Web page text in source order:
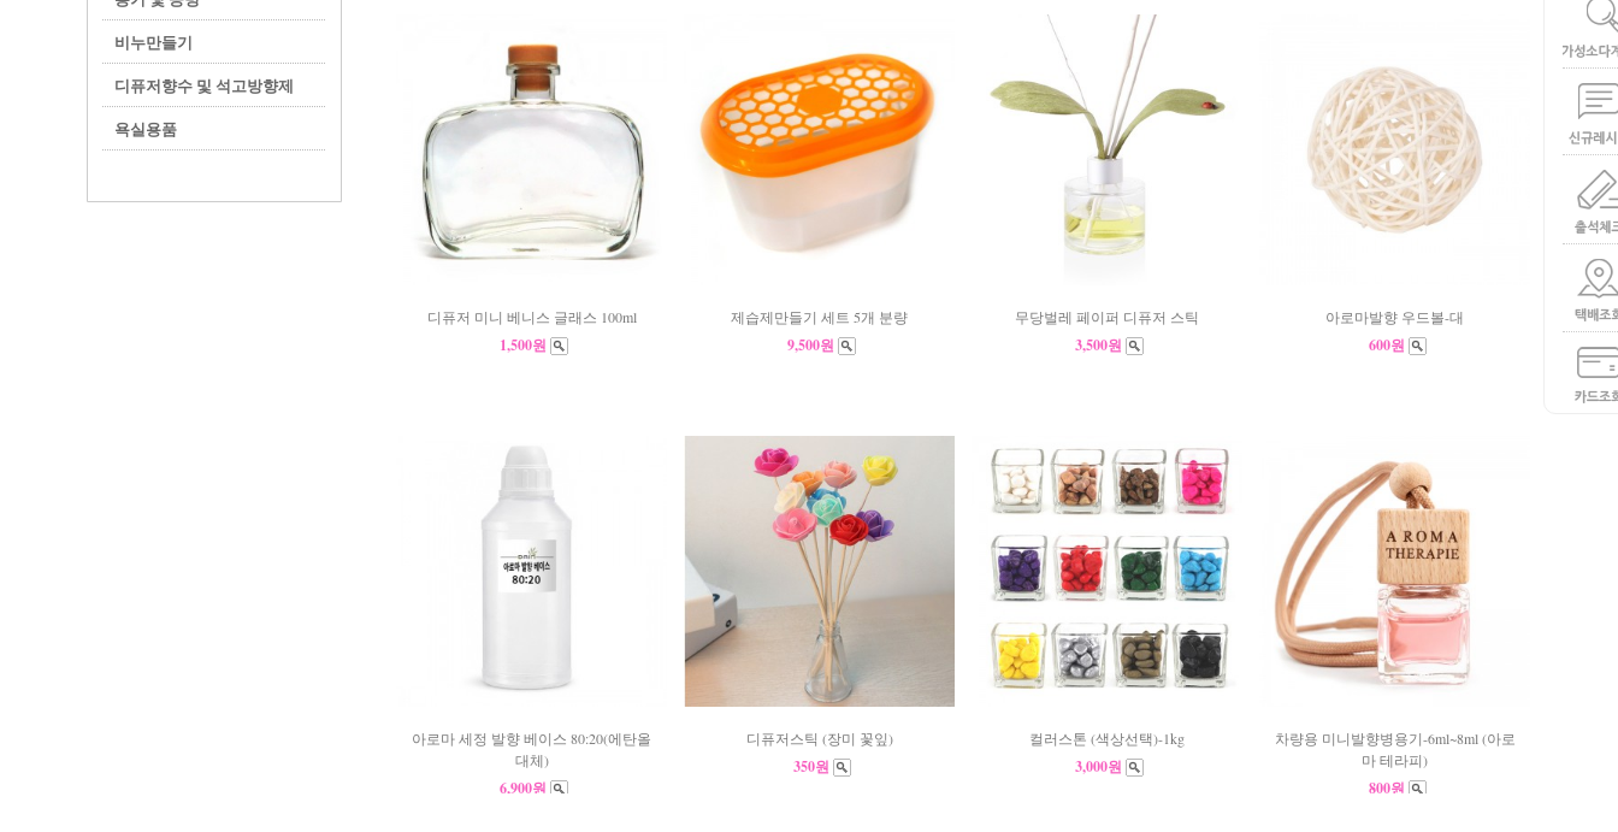
비누만들기
디퓨저향수 및 석고방향제
욕실용품
디퓨저 미니 베니스 글래스 100ml
1,500원
제습제만들기 세트 5개 분량
9,500원
무당벌레 페이퍼 디퓨저 스틱
3,500원
아로마발향 우드볼-대
600원
아로마 세정 발향 베이스 80:20(에탄올
대체)
6,900원
디퓨저스틱 (장미 꽃잎)
350원
컬러스톤 (색상선택)-1kg
3,000원
차량용 미니발향병용기-6ml~8ml (아로
마 테라피)
800원